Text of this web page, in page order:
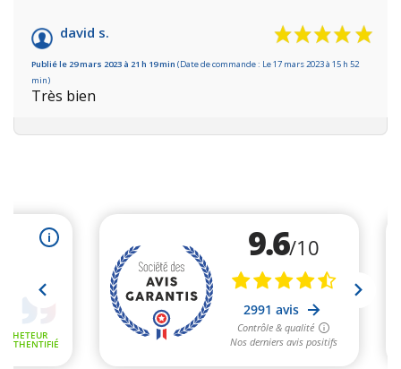
david s.
Publié le 29 mars 2023 à 21 h 19 min (Date de commande : Le 17 mars 2023 à 15 h 52
min)
Très bien